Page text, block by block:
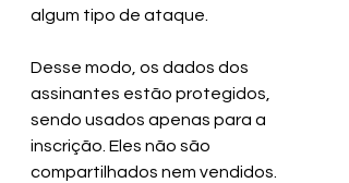
algum tipo de ataque.
Desse modo, os dados dos
assinantes estão protegidos,
sendo usados apenas para a
inscrição. Eles não são
compartilhados nem vendidos.